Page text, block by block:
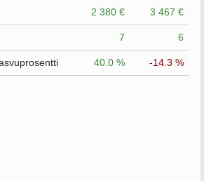
2 380 € 3 467 €
7 6
40.0 %
-14.3 %